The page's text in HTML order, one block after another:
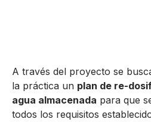
A través del proyecto se
la práctica un plan de re-
agua almacenada para que
todos los requisitos